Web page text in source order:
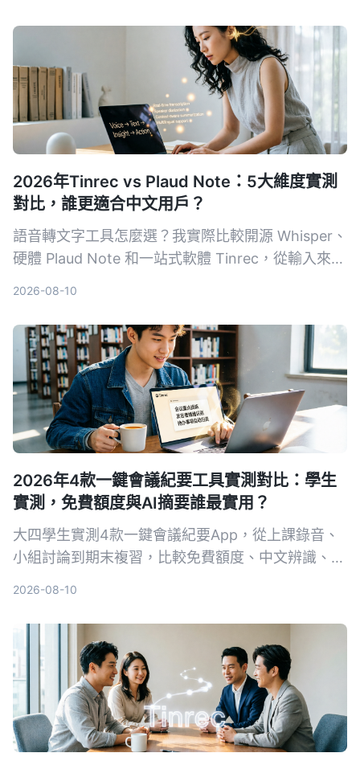
2026年Tinrec vs Plaud Note：5大維度實測
對比，誰更適合中文用戶？
語音轉文字工具怎麼選？我實際比較開源 Whisper、
硬體 Plaud Note 和一站式軟體 Tinrec，從輸入來
2026-08-10
2026年4款一鍵會議紀要工具實測對比：學生
實測，免費額度與AI摘要誰最實用？
大四學生實測4款一鍵會議紀要App，從上課錄音、
小組討論到期末複習，比較免費額度、中文辨識、AI
2026-08-10